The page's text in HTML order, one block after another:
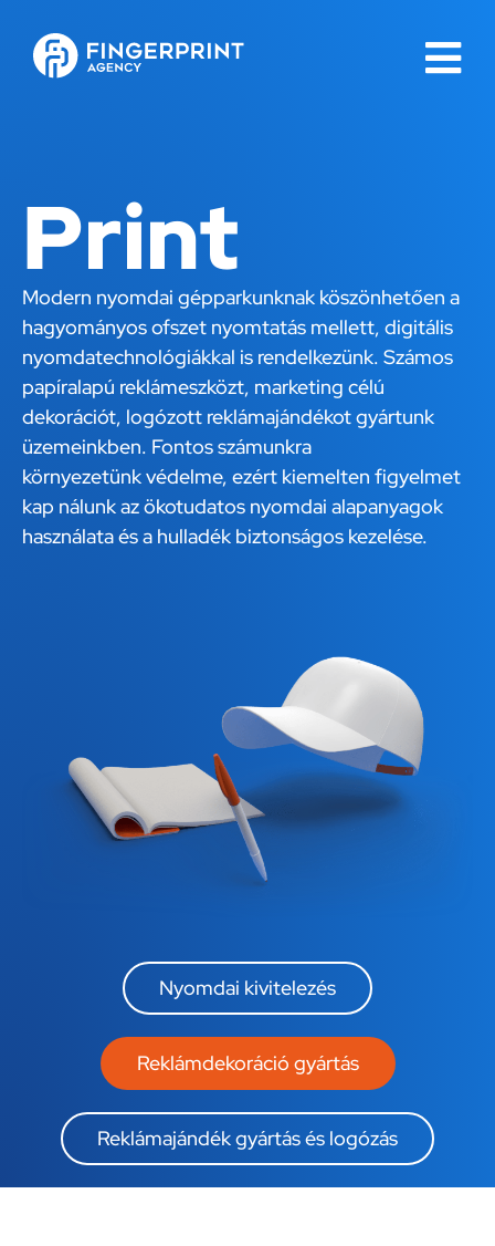
Print
Modern nyomdai gépparkunknak köszönhetően a
hagyományos ofszet nyomtatás mellett, digitális
nyomdatechnológiákkal is rendelkezünk. Számos
papíralapú reklámeszközt, marketing célú
dekorációt, logózott reklámajándékot gyártunk
üzemeinkben. Fontos számunkra
környezetünk védelme, ezért kiemelten figyelmet
kap nálunk az ökotudatos nyomdai alapanyagok
használata és a hulladék biztonságos kezelése.
Nyomdai kivitelezés​
Reklámdekoráció gyártás
Reklámajándék gyártás és logózás